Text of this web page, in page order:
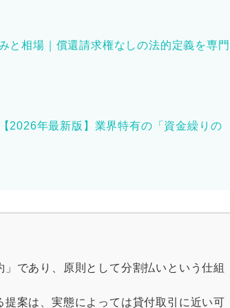
と相場｜償還請求権なしの法的定義を専門
2026年最新版】業界特有の「資金繰りの
であり、原則として分割払いという仕組
案は、実態によっては貸付取引に近い可